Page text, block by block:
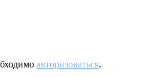
авторизоваться.